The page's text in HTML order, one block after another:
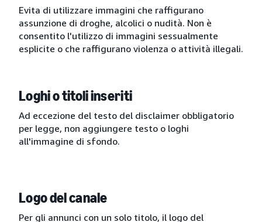
Evita di utilizzare immagini che raffigurano
assunzione di droghe, alcolici o nudità. Non è
consentito l'utilizzo di immagini sessualmente
esplicite o che raffigurano violenza o attività illegali.
Loghi o titoli inseriti
Ad eccezione del testo del disclaimer obbligatorio
per legge, non aggiungere testo o loghi
all'immagine di sfondo.
Logo del canale
Per gli annunci con un solo titolo, il logo del